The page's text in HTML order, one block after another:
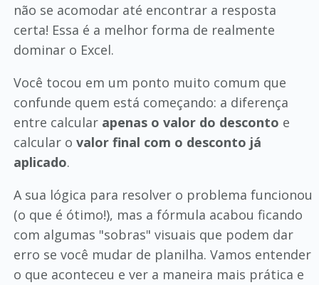
não se acomodar até encontrar a resposta
certa! Essa é a melhor forma de realmente
dominar o Excel.
Você tocou em um ponto muito comum que
confunde quem está começando: a diferença
entre calcular apenas o valor do desconto e
calcular o valor final com o desconto já
aplicado.
A sua lógica para resolver o problema funcionou
(o que é ótimo!), mas a fórmula acabou ficando
com algumas "sobras" visuais que podem dar
erro se você mudar de planilha. Vamos entender
o que aconteceu e ver a maneira mais prática e